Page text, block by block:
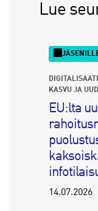
Lue
KASVU JA
EU:lta
14.07.2026